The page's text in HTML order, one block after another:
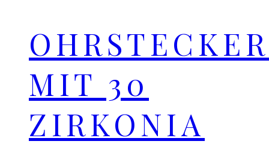
OHRSTECKER
MIT 30
ZIRKONIA